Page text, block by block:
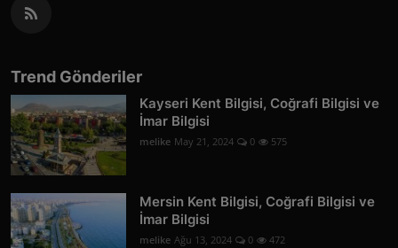
Trend Gönderiler
Kayseri Kent Bilgisi, Coğrafi Bilgisi ve
İmar Bilgisi
melike May 21, 2024 0 575
Mersin Kent Bilgisi, Coğrafi Bilgisi ve
İmar Bilgisi
melike Ağu 13, 2024 0 472